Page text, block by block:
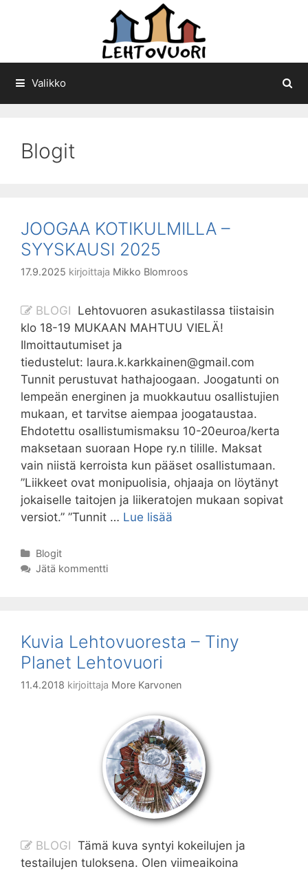
Valikko
Blogit
JOOGAA KOTIKULMILLA –
SYYSKAUSI 2025
17.9.2025 kirjoittaja Mikko Blomroos
BLOGI Lehtovuoren asukastilassa tiistaisin
klo 18-19 MUKAAN MAHTUU VIELÄ!
Ilmoittautumiset ja
tiedustelut: laura.k.karkkainen@gmail.com
Tunnit perustuvat hathajoogaan. Joogatunti on
lempeän energinen ja muokkautuu osallistujien
mukaan, et tarvitse aiempaa joogataustaa.
Ehdotettu osallistumismaksu 10-20euroa/kerta
maksetaan suoraan Hope ry.n tilille. Maksat
vain niistä kerroista kun pääset osallistumaan.
”Liikkeet ovat monipuolisia, ohjaaja on löytänyt
jokaiselle taitojen ja liikeratojen mukaan sopivat
versiot.” ”Tunnit … Lue lisää
Kategoriat
Blogit
Jätä kommentti
Kuvia Lehtovuoresta – Tiny
Planet Lehtovuori
11.4.2018 kirjoittaja More Karvonen
BLOGI Tämä kuva syntyi kokeilujen ja
testailujen tuloksena. Olen viimeaikoina